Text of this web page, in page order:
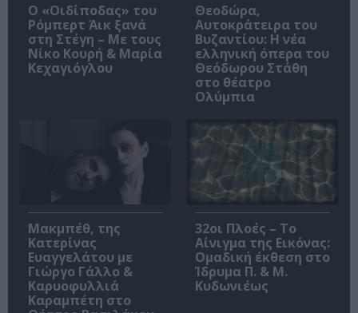
O «Οιδίποδας» του
Ρόμπερτ Άικ ξανά
στη Στέγη – Με τους
Νίκο Κουρή & Μαρία
Κεχαγιόγλου
Θεοδώρα,
Αυτοκράτειρα του
Βυζαντίου: Η νέα
ελληνική όπερα του
Θεόδωρου Στάθη
στο θέατρο
Ολύμπια
Μακμπέθ, της
Κατερίνας
Ευαγγελάτου με
Γιώργο Γάλλο &
Καρυοφυλλιά
Καραμπέτη στο
32οι Πλοές – Το
Αίνιγμα της Εικόνας:
Ομαδική έκθεση στο
Ίδρυμα Π. & Μ.
Κυδωνιέως